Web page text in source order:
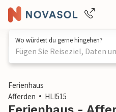
Wo würdest du gerne hingehen?
Fügen Sie Reiseziel, Daten
1 / 36
Ferienhaus
Afferden
HLI515